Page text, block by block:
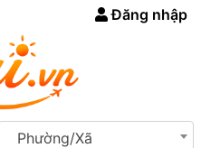
Đăng nhập
Phường/Xã